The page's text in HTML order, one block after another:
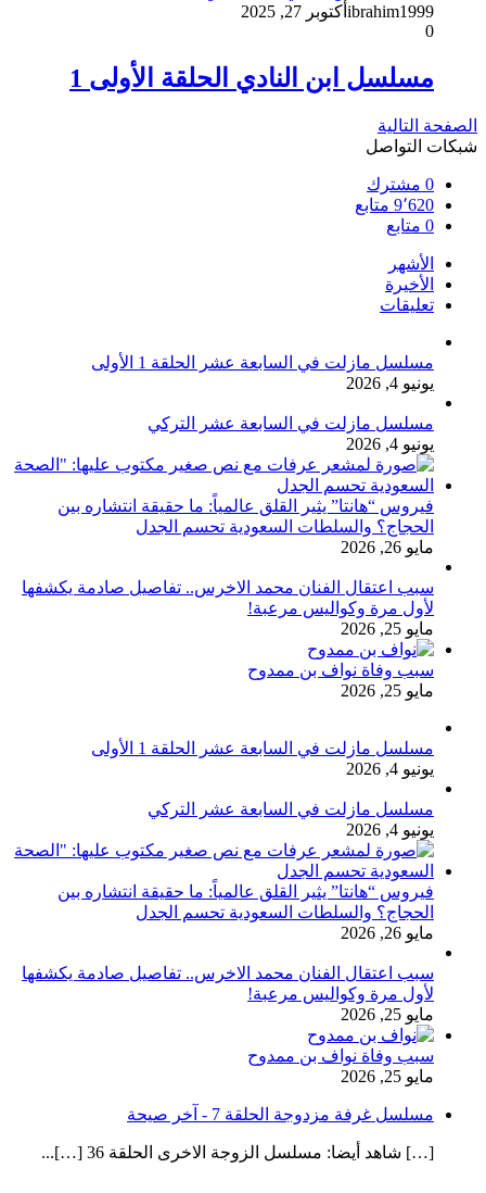
ibrahim1999 أكتوبر 27, 2025
0
مسلسل ابن النادي الحلقة الأولى 1
الصفحة التالية
شبكات التواصل
0 مشترك
9٬620 متابع
0 متابع
الأشهر
الأخيرة
تعليقات
مسلسل مازلت في السابعة عشر الحلقة 1 الأولى
يونيو 4, 2026
مسلسل مازلت في السابعة عشر التركي
يونيو 4, 2026
فيروس “هانتا” يثير القلق عالمياً: ما حقيقة انتشاره بين
الحجاج؟ والسلطات السعودية تحسم الجدل
مايو 26, 2026
سبب اعتقال الفنان محمد الاخرس.. تفاصيل صادمة يكشفها
لأول مرة وكواليس مرعبة!
مايو 25, 2026
سبب وفاة نواف بن ممدوح
مايو 25, 2026
مسلسل مازلت في السابعة عشر الحلقة 1 الأولى
يونيو 4, 2026
مسلسل مازلت في السابعة عشر التركي
يونيو 4, 2026
فيروس “هانتا” يثير القلق عالمياً: ما حقيقة انتشاره بين
الحجاج؟ والسلطات السعودية تحسم الجدل
مايو 26, 2026
سبب اعتقال الفنان محمد الاخرس.. تفاصيل صادمة يكشفها
لأول مرة وكواليس مرعبة!
مايو 25, 2026
سبب وفاة نواف بن ممدوح
مايو 25, 2026
مسلسل غرفة مزدوجة الحلقة 7 - آخر صيحة
[…] شاهد أيضا: مسلسل الزوجة الاخرى الحلقة 36 […]...